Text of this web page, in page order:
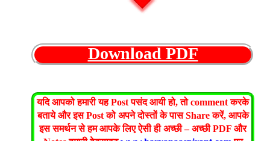
Download PDF
यदि आपको हमारी यह Post पसंद आयी हो, तो comment करके
बताये और इस Post को अपने दोस्तों के पास Share करें, आपके
इस समर्थन से हम आपके लिए ऐसी ही अच्छी – अच्छी PDF और